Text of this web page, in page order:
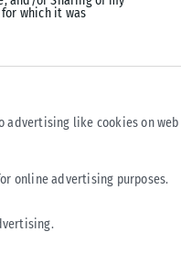
which it was
advertising like cookies on web
online advertising purposes.